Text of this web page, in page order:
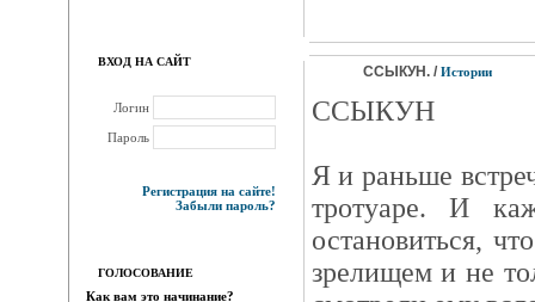
ВХОД НА САЙТ
Логин
Пароль
Регистрация на сайте!
Забыли пароль?
ГОЛОСОВАНИЕ
Как вам это начинание?
ССЫКУН. / Истории
ССЫКУН
Я и раньше
тротуаре. И
остановиться,
зрелищем и не